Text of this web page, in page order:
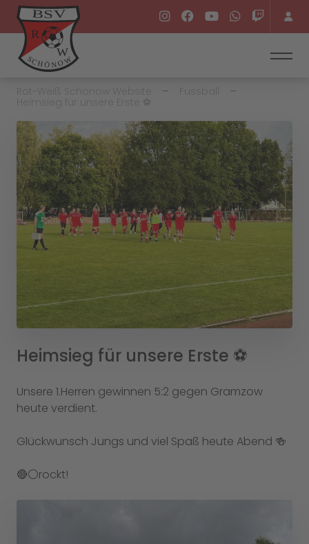
Heimsieg für unsere Erste ⚽
Unsere 1.Herren gewinnen 5:2 gegen Gramzow
heute verdient.
Glückwunsch Jungs und viel Spaß heute Abend 🍻
🔴⚪️rockt!